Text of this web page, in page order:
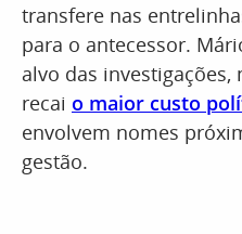
transfere nas
para o antecessor.
alvo das investigações,
recai o maior custo
envolvem nomes
gestão.